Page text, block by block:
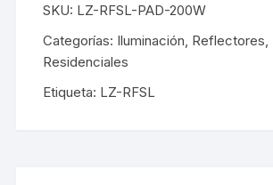
SKU: LZ-RFSL-PAD-200W
Categorías: Iluminación Reflectores
Residenciales
Etiqueta: LZ-RFSL